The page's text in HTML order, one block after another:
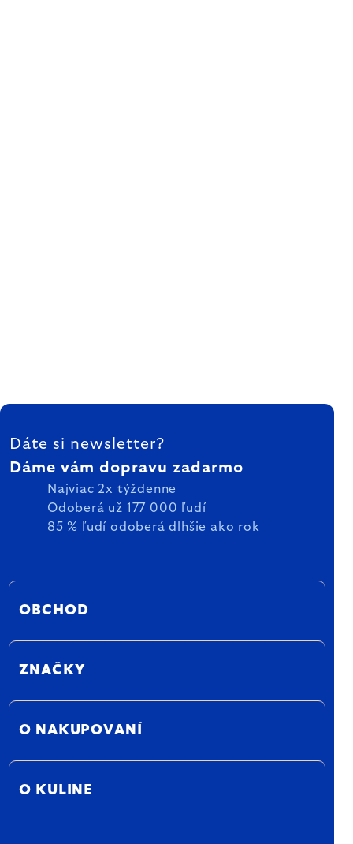
ZÁPÄTIE
Dáte si newsletter?
Dáme vám dopravu zadarmo
Najviac 2x týždenne
Odoberá už 177 000 ľudí
85 % ľudí odoberá dlhšie ako rok
OBCHOD
ZNAČKY
O NAKUPOVANÍ
O KULINE